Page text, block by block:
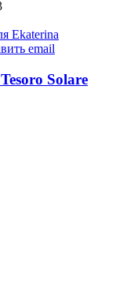
Ekaterina
email
Solare